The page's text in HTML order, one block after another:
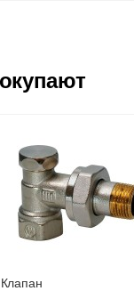
Конвектор
GRILL.SGA-20-
4100 natural
86 301
Подробнее
Конвектор
ITT.080.200.600 с
решеткой
GRILL.SGA-20-600
Клапан